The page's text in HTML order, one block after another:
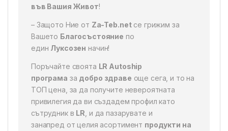
във Вашия Живот!
– Защото Ние от Za-Teb.netсе грижим за
Вашето Благосъстояние по
един Луксозен начин!
Поръчайте своята LR Autoship
програма за добро здраве още сега, и то на
ТОП цена, за да получите невероятната
привилегия да ви създадем профил като
сътрудник в LR , и да пазарувате и
занапред от целия асортимент продукти на